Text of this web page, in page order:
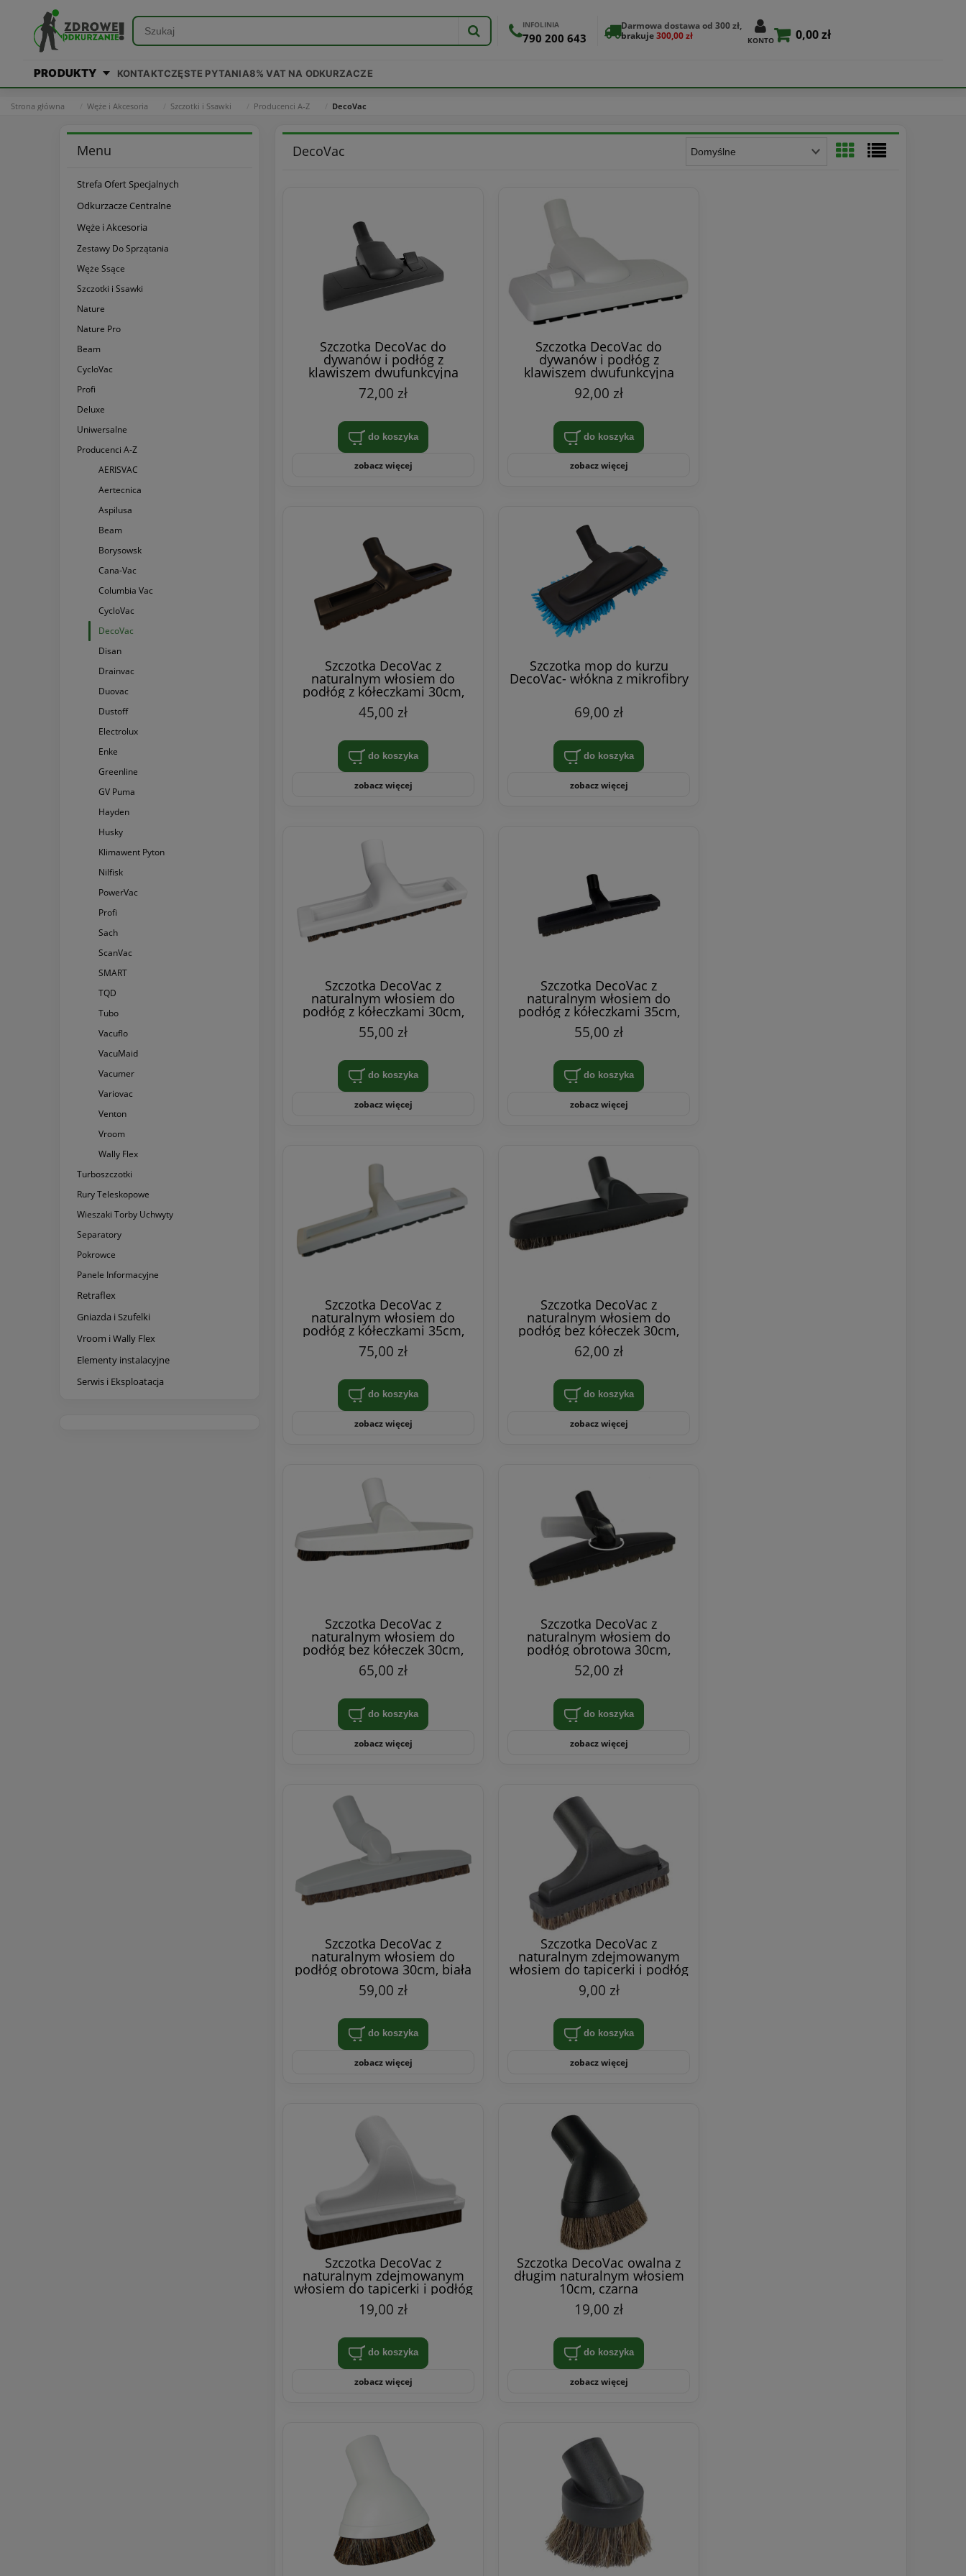
INFOLINIA
790 200 643
Darmowa dostawa od 300 zł,
brakuje300,00 zł KONTO 0,00 zł
PRODUKTY KONTAKTCZĘSTE PYTANIA8% VAT NA ODKURZACZE
Strona główna Węże i Akcesoria Szczotki i Ssawki Producenci A-Z DecoVac
Menu
Strefa Ofert Specjalnych
Odkurzacze Centralne
Węże i Akcesoria
Zestawy Do Sprzątania
Węże Ssące
Szczotki i Ssawki
Nature
Nature Pro
Beam
CycloVac
Profi
Deluxe
Uniwersalne
Producenci A-Z
AERISVAC
Aertecnica
Aspilusa
Beam
Borysowsk
Cana-Vac
Columbia Vac
CycloVac
DecoVac
Disan
Drainvac
Duovac
Dustoff
Electrolux
Enke
Greenline
GV Puma
Hayden
Husky
Klimawent Pyton
Nilfisk
PowerVac
Profi
Sach
ScanVac
SMART
TQD
Tubo
Vacuflo
VacuMaid
Vacumer
Variovac
Venton
Vroom
Wally Flex
Turboszczotki
Rury Teleskopowe
Wieszaki Torby Uchwyty
Separatory
Pokrowce
Panele Informacyjne
Retraflex
Gniazda i Szufelki
Vroom i Wally Flex
Elementy instalacyjne
Serwis i Eksploatacja
DecoVac
Szczotka DecoVac do
dywanów i podłóg z
klawiszem dwufunkcyjna
28cm, czarna
72,00 zł
do koszyka
zobacz więcej
Szczotka DecoVac do
dywanów i podłóg z
klawiszem dwufunkcyjna
28cm, biała
92,00 zł
do koszyka
zobacz więcej
Szczotka DecoVac z
naturalnym włosiem do
podłóg z kółeczkami 30cm,
czarna
45,00 zł
do koszyka
zobacz więcej
Szczotka mop do kurzu
DecoVac- włókna z mikrofibry
69,00 zł
do koszyka
zobacz więcej
Szczotka DecoVac z
naturalnym włosiem do
podłóg z kółeczkami 30cm,
biała
55,00 zł
do koszyka
zobacz więcej
Szczotka DecoVac z
naturalnym włosiem do
podłóg z kółeczkami 35cm,
czarna
55,00 zł
do koszyka
zobacz więcej
Szczotka DecoVac z
naturalnym włosiem do
podłóg z kółeczkami 35cm,
biała
75,00 zł
do koszyka
zobacz więcej
Szczotka DecoVac z
naturalnym włosiem do
podłóg bez kółeczek 30cm,
czarna
62,00 zł
do koszyka
zobacz więcej
Szczotka DecoVac z
naturalnym włosiem do
podłóg bez kółeczek 30cm,
biała
65,00 zł
do koszyka
zobacz więcej
Szczotka DecoVac z
naturalnym włosiem do
podłóg obrotowa 30cm,
czarna
52,00 zł
do koszyka
zobacz więcej
Szczotka DecoVac z
naturalnym włosiem do
podłóg obrotowa 30cm, biała
59,00 zł
do koszyka
zobacz więcej
Szczotka DecoVac z
naturalnym zdejmowanym
włosiem do tapicerki i podłóg
15cm, czarna
9,00 zł
do koszyka
zobacz więcej
Szczotka DecoVac z
naturalnym zdejmowanym
włosiem do tapicerki i podłóg
15cm, biała
19,00 zł
do koszyka
zobacz więcej
Szczotka DecoVac owalna z
długim naturalnym włosiem
10cm, czarna
19,00 zł
do koszyka
zobacz więcej